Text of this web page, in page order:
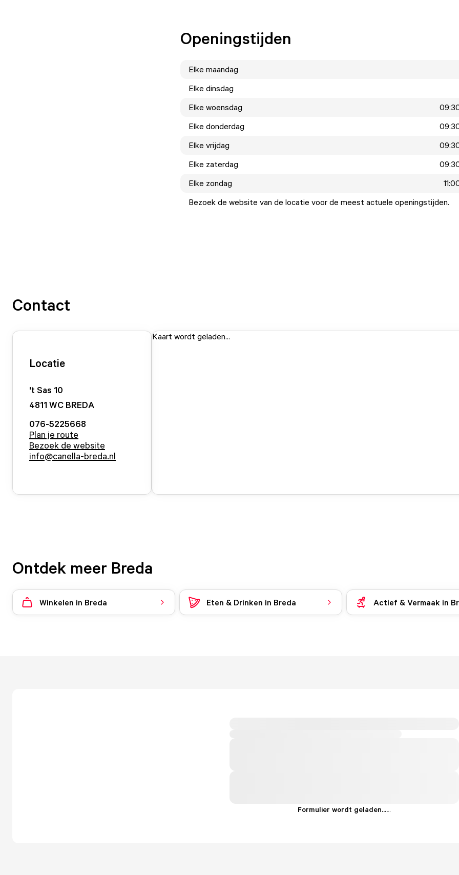
Openingstijden
Elke maandag
Elke dinsdag
Elke woensdag
Elke donderdag
Elke vrijdag
Elke zaterdag
Elke zondag
Bezoek de website van de locatie voor de meest actuele openingstijden.
Contact
Locatie
't Sas 10
4811 WC BREDA
076-5225668
Plan je route
Bezoek de website
info@canella-breda.nl
Kaart wordt geladen...
Ontdek meer Breda
Winkelen in Breda Eten & Drinken in Breda Actief & Vermaak in
Formulier wordt geladen......